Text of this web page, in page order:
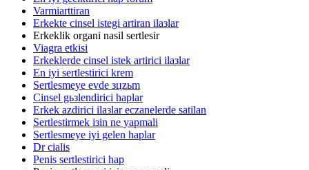
Varmiarttiran
Erkekte cinsel istegi artiran ilaзlar
Erkeklik organi nasil sertlesir
Viagra etkisi
Erkeklerde cinsel istek artirici ilaзlar
En iyi sertlestirici krem
Sertlesmeye evde зцzьm
Cinsel gьзlendirici haplar
Erkek azdirici ilaзlar eczanelerde satilan
Sertlestirmek iзin ne yapmali
Sertlesmeye iyi gelen haplar
Dr cialis
Penis sertlestirici hap